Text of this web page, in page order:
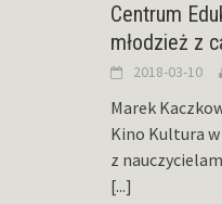
Centrum
młodzież z
2018-03-10
Marek
Kino Kultura w
z
[...]